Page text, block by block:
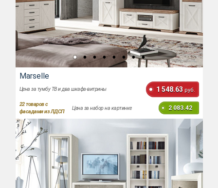
Marselle
Цена за тумбу ТВ и два шкафа-витрины 1 548.63 руб.
22товаров с
фасадами из ЛДСП
Цена за набор на картинке 2 083.42